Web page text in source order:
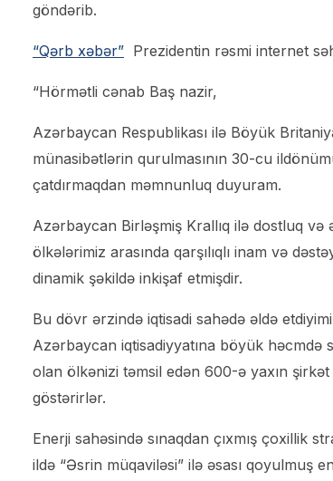
göndərib.
“Qərb xəbər” Prezidentin rəsmi internet
“Hörmətli cənab Baş nazir,
Azərbaycan Respublikası ilə Böyük
münasibətlərin qurulmasının 30-cu
çatdırmaqdan məmnunluq duyuram.
Azərbaycan Birləşmiş Krallıq ilə dostluq və
ölkələrimiz arasında qarşılıqlı inam və
dinamik şəkildə inkişaf etmişdir.
Bu dövr ərzində iqtisadi sahədə əldə
Azərbaycan iqtisadiyyatına böyük həcmdə
olan ölkənizi təmsil edən 600-ə yaxın
göstərirlər.
Enerji sahəsində sınaqdan çıxmış çoxillik
ildə “Əsrin müqaviləsi” ilə əsası qoyulmuş